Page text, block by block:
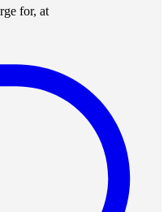
for, at